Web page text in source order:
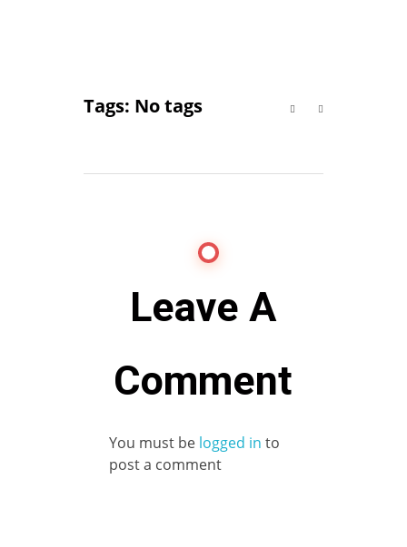
Tags: No tags
Leave A
Comment
You must be logged into
post a comment